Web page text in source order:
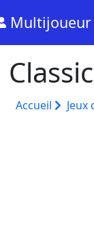
Multijoueur
Accueil Jeux